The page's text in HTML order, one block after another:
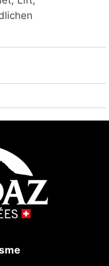
"Haute-
Tennis 7 km,
Skigebiete sind gut
Barrage
Unterkünfte
möglich.